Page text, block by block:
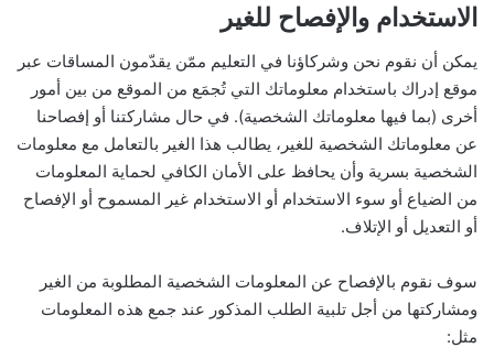
الاستخدام والإفصاح للغير
يمكن أن نقوم نحن وشركاؤنا في التعليم ممّن يقدّمون المساقات عبر
موقع إدراك باستخدام معلوماتك التي تُجمَع من الموقع من بين أمور
أخرى (بما فيها معلوماتك الشخصية). في حال مشاركتنا أو إفصاحنا
عن معلوماتك الشخصية للغير، يطالب هذا الغير بالتعامل مع معلومات
الشخصية بسرية وأن يحافظ على الأمان الكافي لحماية المعلومات
من الضياع أو سوء الاستخدام أو الاستخدام غير المسموح أو الإفصاح
أو التعديل أو الإتلاف.
سوف نقوم بالإفصاح عن المعلومات الشخصية المطلوبة من الغير
ومشاركتها من أجل تلبية الطلب المذكور عند جمع هذه المعلومات
مثل: